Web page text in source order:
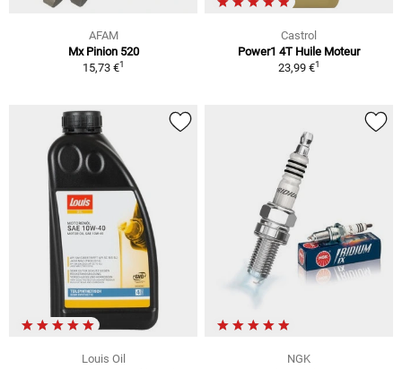
AFAM
Mx Pinion 520
15,73 €1
Castrol
Power1 4T Huile Moteur
23,99 €1
Louis Oil
NGK